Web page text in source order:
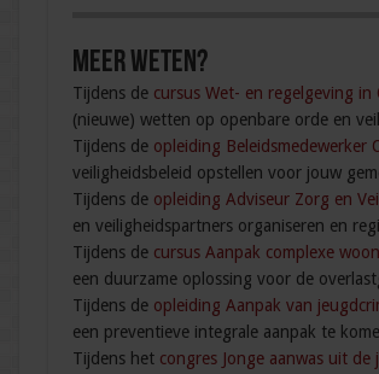
Meer weten?
Tijdens de cursus Wet- en regelgeving in
(nieuwe) wetten op openbare orde en
Tijdens de opleiding Beleidsmedewerker
veiligheidsbeleid opstellen voor jouw
Tijdens de opleiding Adviseur Zorg en
en veiligheidspartners organiseren en
Tijdens de cursus Aanpak complexe
een duurzame oplossing voor de
Tijdens de opleiding Aanpak van
een preventieve integrale aanpak te
Tijdens het congres Jonge aanwas uit de